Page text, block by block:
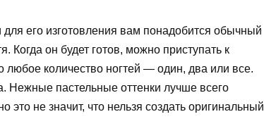
его изготовления вам понадобится обычный
Когда он будет готов, можно приступать к
количество ногтей — один, два или все.
пастельные оттенки лучше всего
не значит, что нельзя создать оригинальный